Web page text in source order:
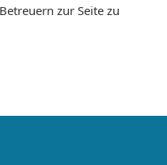
zur Seite zu